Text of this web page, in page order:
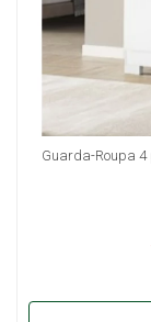
Guarda-Roupa 4